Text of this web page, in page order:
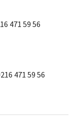
471 59 56
471 59 56